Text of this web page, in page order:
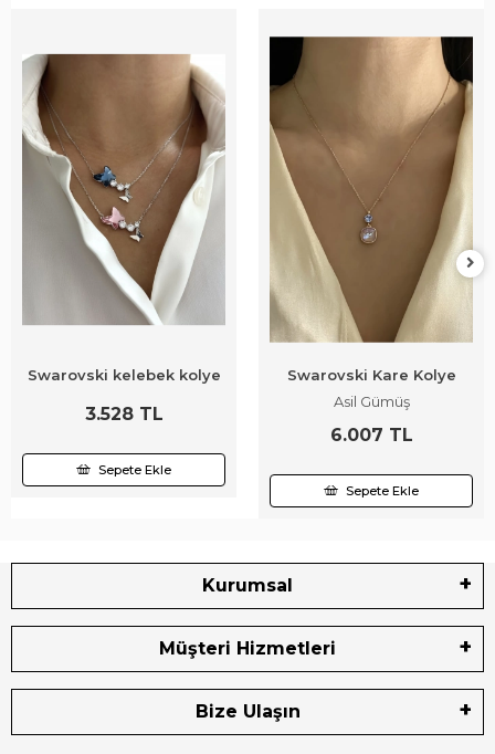
Swarovski kelebek kolye
3.528 TL
Sepete Ekle
Swarovski Kare Kolye
Asil Gümüş
6.007 TL
Sepete Ekle
Kurumsal
Müşteri Hizmetleri
Bize Ulaşın